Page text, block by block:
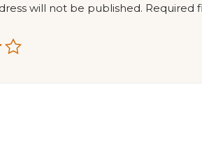
will not be published. Required